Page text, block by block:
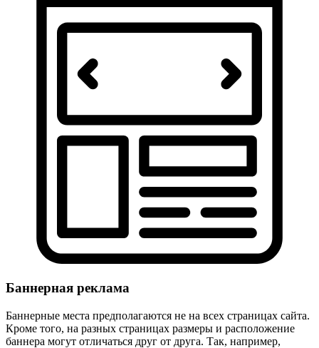
Баннерная реклама
Баннерные места предполагаются не на всех страницах сайта.
Кроме того, на разных страницах размеры и расположение
баннера могут отличаться друг от друга. Так, например,